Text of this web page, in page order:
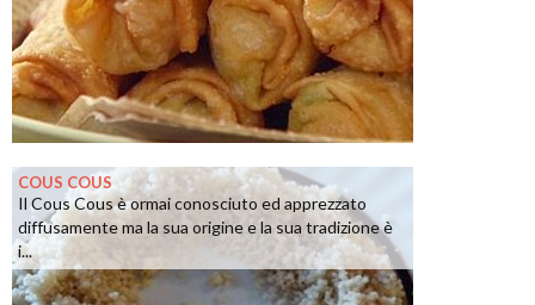
COUS COUS
Il Cous Cous è ormai conosciuto ed apprezzato
diffusamente ma la sua origine e la sua tradizione è
i...